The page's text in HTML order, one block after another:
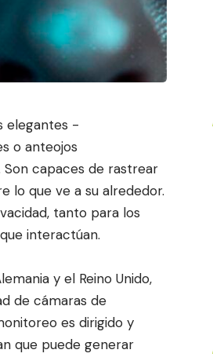
elegantes -
o anteojos
capaces de rastrear
lo que ve a su alrededor.
tanto para los
interactúan.
y el Reino Unido,
de cámaras de
es dirigido y
que puede generar